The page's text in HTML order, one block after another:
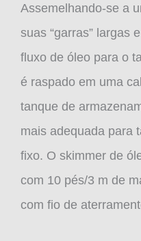
Assemelhando-se a
suas “garras” largas
fluxo de óleo para o
é raspado em uma
tanque de
mais adequada para
fixo. O skimmer de
com 10 pés/3 m de
com fio de